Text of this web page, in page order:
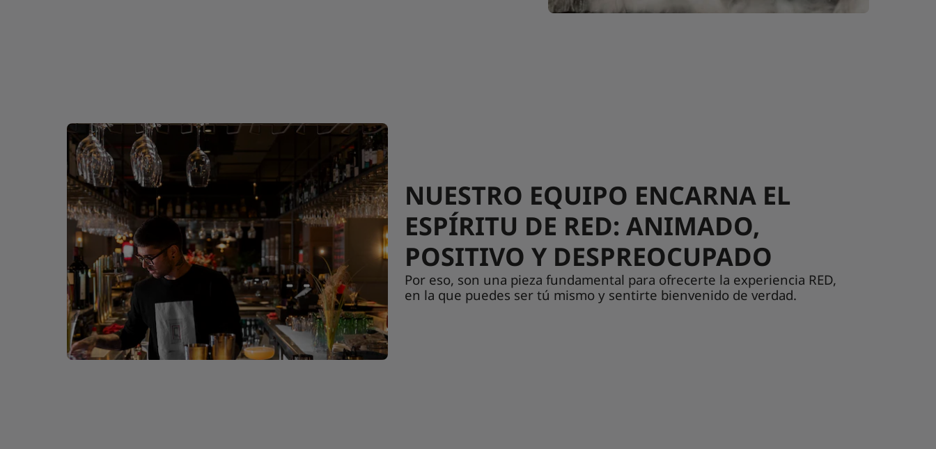
NUESTRO EQUIPO ENCARNA EL
ESPÍRITU DE RED: ANIMADO,
POSITIVO Y DESPREOCUPADO
Por eso, son una pieza fundamental para ofrecerte la experiencia RED,
en la que puedes ser tú mismo y sentirte bienvenido de verdad.